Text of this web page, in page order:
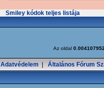
Smiley kódok teljes listája
Az oldal
Adatvédelem Általános Fórum